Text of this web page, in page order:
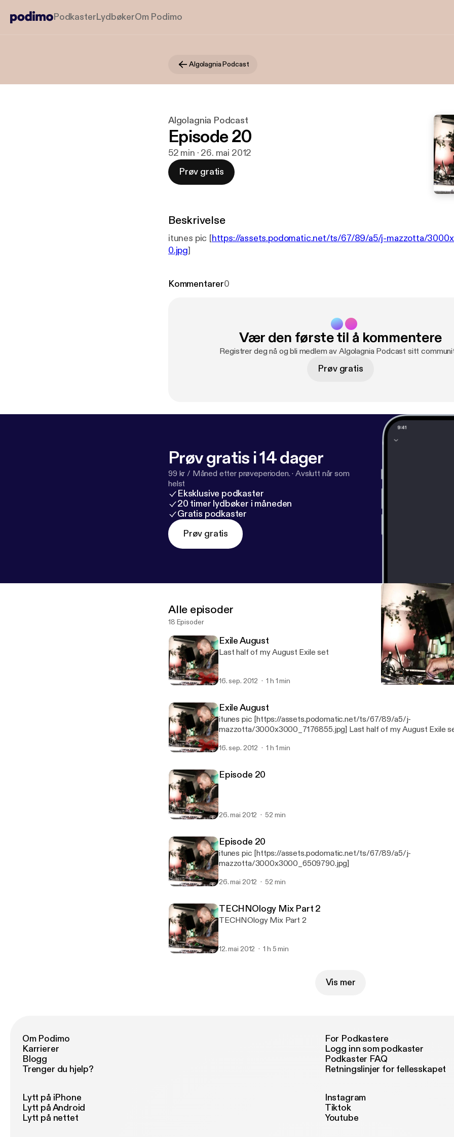
PodkasterLydbøkerOm Podimo
Algolagnia Podcast
Algolagnia Podcast
Episode 20
52 min · 26. mai 2012
Prøv gratis
Beskrivelse
itunes pic [https://assets.podomatic.net/ts/67/89/a5/j-mazzotta/
0.jpg]
Kommentarer0
Vær den første til å kommentere
Registrer deg nå og bli medlem av Algolagnia Podcast sitt
Prøv gratis
Prøv gratis i 14 dager
99 kr / Måned etter prøveperioden. ·Avslutt når som
helst
Eksklusive podkaster
20 timer lydbøker i måneden
Gratis podkaster
Prøv gratis
Alle episoder
18 Episoder
Exile August
Last half of my August Exile set
16. sep. 2012 1 h 1 min
Exile August
itunes pic [https://assets.podomatic.net/ts/67/89/a5/j-
mazzotta/3000x3000_7176855.jpg] Last half of my August Exile
16. sep. 2012 1 h 1 min
Episode 20
26. mai 2012 52 min
Episode 20
itunes pic [https://assets.podomatic.net/ts/67/89/a5/j-
mazzotta/3000x3000_6509790.jpg]
26. mai 2012 52 min
TECHNOlogy Mix Part 2
TECHNOlogy Mix Part 2
12. mai 2012 1 h 5 min
Vis mer
Om Podimo
Karrierer
Blogg
Trenger du hjelp?
For Podkastere
Logg inn som podkaster
Podkaster FAQ
Retningslinjer for fellesskapet
Lytt på iPhone
Lytt på Android
Lytt på nettet
Instagram
Tiktok
Youtube